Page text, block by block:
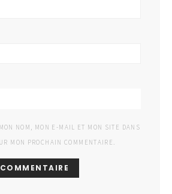
NOM, MON E-MAIL ET MON SITE DANS
MON PROCHAIN COMMENTAIRE.